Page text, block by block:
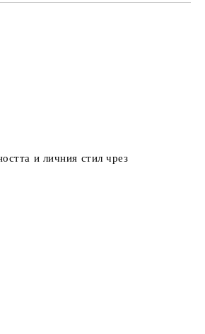
и личния стил чрез